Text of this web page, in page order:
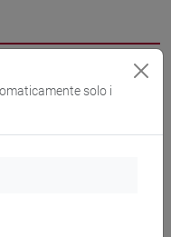
solo i